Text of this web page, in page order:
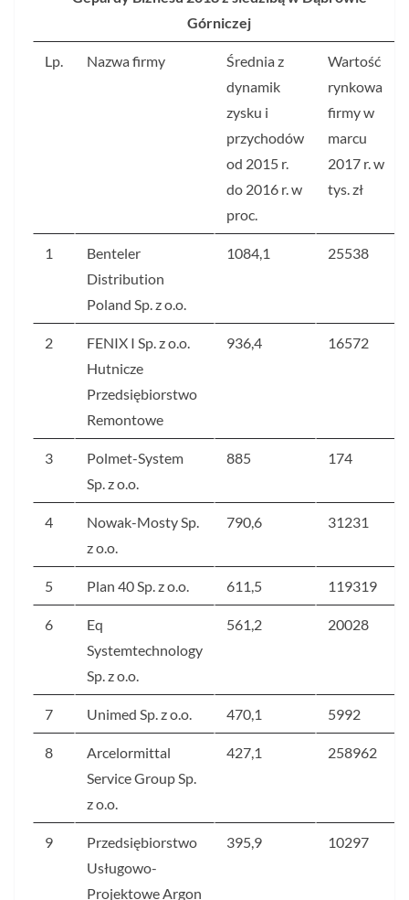
Górniczej
Lp. Nazwa firmy
Średnia z
dynamik
zysku i
przychodów
od 2015 r.
do 2016 r. w
proc.
Wartość
rynkowa
firmy w
marcu
2017 r. w
tys. zł
1
Benteler
Distribution
Poland Sp. z o.o.
1084,1 25538
2
FENIX I Sp. z o.o.
Hutnicze
Przedsiębiorstwo
Remontowe
936,4 16572
3
Polmet-System
Sp. z o.o.
885 174
4
Nowak-Mosty Sp.
z o.o.
790,6 31231
5 Plan 40 Sp. z o.o. 611,5 119319
6
Eq
Systemtechnology
Sp. z o.o.
561,2 20028
7 Unimed Sp. z o.o. 470,1 5992
8
Arcelormittal
Service Group Sp.
z o.o.
427,1 258962
9
Przedsiębiorstwo
Usługowo-
Projektowe Argon
395,9 10297